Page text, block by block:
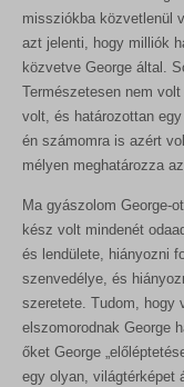
missziókba közvetlenül
azt jelenti, hogy milliók
közvetve George által.
Természetesen nem
volt, és határozottan
én számomra is azért
mélyen meghatározza
Ma gyászolom George-
kész volt mindenét
és lendülete, hiányozni
szenvedélye, és
szeretete. Tudom, hogy
elszomorodnak George
őket George
egy olyan, világtérképet